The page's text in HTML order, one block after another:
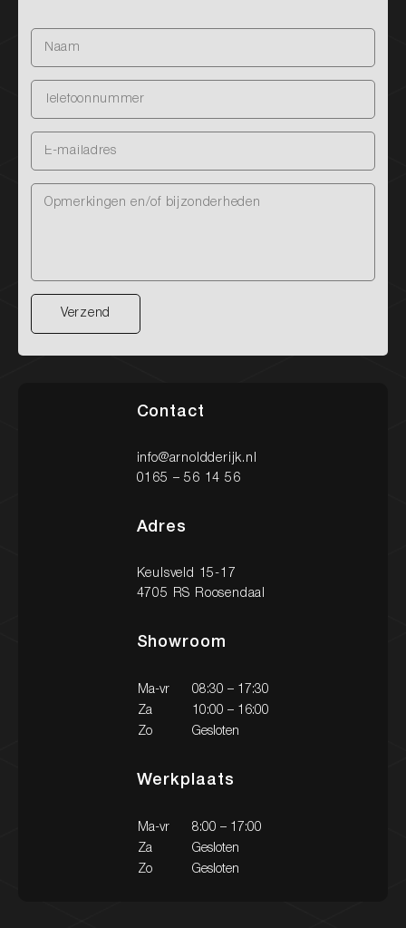
Nieuw binnen
Contact
Verzend
Verzend
Contact
info@arnoldderijk.nl
0165 – 56 14 56
Adres
Keulsveld 15-17
4705 RS Roosendaal
Showroom
Ma-vr
08:30 – 17:30
Za
10:00 – 16:00
Zo
Gesloten
Werkplaats
Ma-vr
8:00 – 17:00
Za
Gesloten
Zo
Gesloten